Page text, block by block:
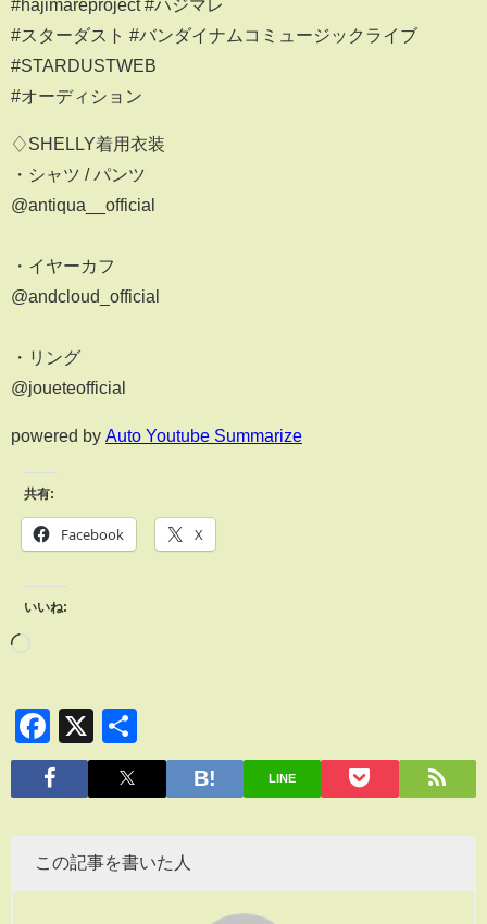
#hajimareproject #ハジマレ
#スターダスト #バンダイナムコミュージックライブ
#STARDUSTWEB
#オーディション
♢SHELLY着用衣装
・シャツ / パンツ
@antiqua__official
・イヤーカフ
@andcloud_official
・リング
@joueteofficial
powered by Auto Youtube Summarize
共有:
Facebook X
いいね:
Facebook
X
有
LINE
この記事を書いた人